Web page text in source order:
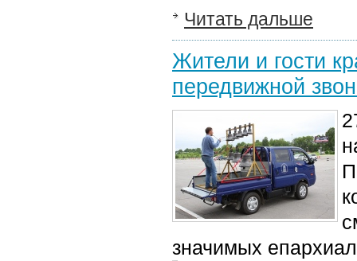
Читать дальше
Жители и гости
передвижной
значимых